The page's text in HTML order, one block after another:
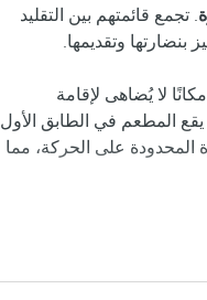
. تجمع قائمتهم بين التقليد
بنضارتها وتقديمها.
لا يُضاهى لإقامة
يقع المطعم في الطابق الأول
على الحركة، مما